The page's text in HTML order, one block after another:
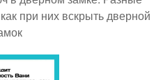
при них вскрыть дверной